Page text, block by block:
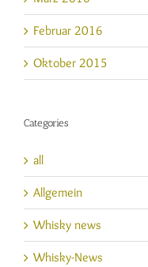
Februar 2016
Oktober 2015
Categories
all
Allgemein
Whisky news
Whisky-News